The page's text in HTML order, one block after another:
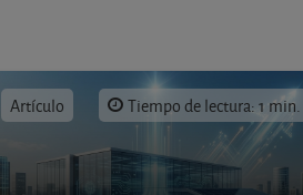
Artículo Tiempo de lectura: 1 min.